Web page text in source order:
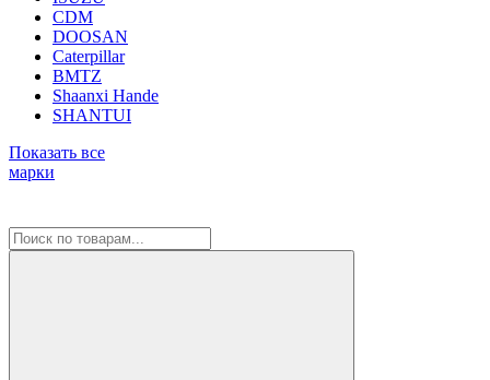
CDM
DOOSAN
Caterpillar
BMTZ
Shaanxi Hande
SHANTUI
Показать все
марки